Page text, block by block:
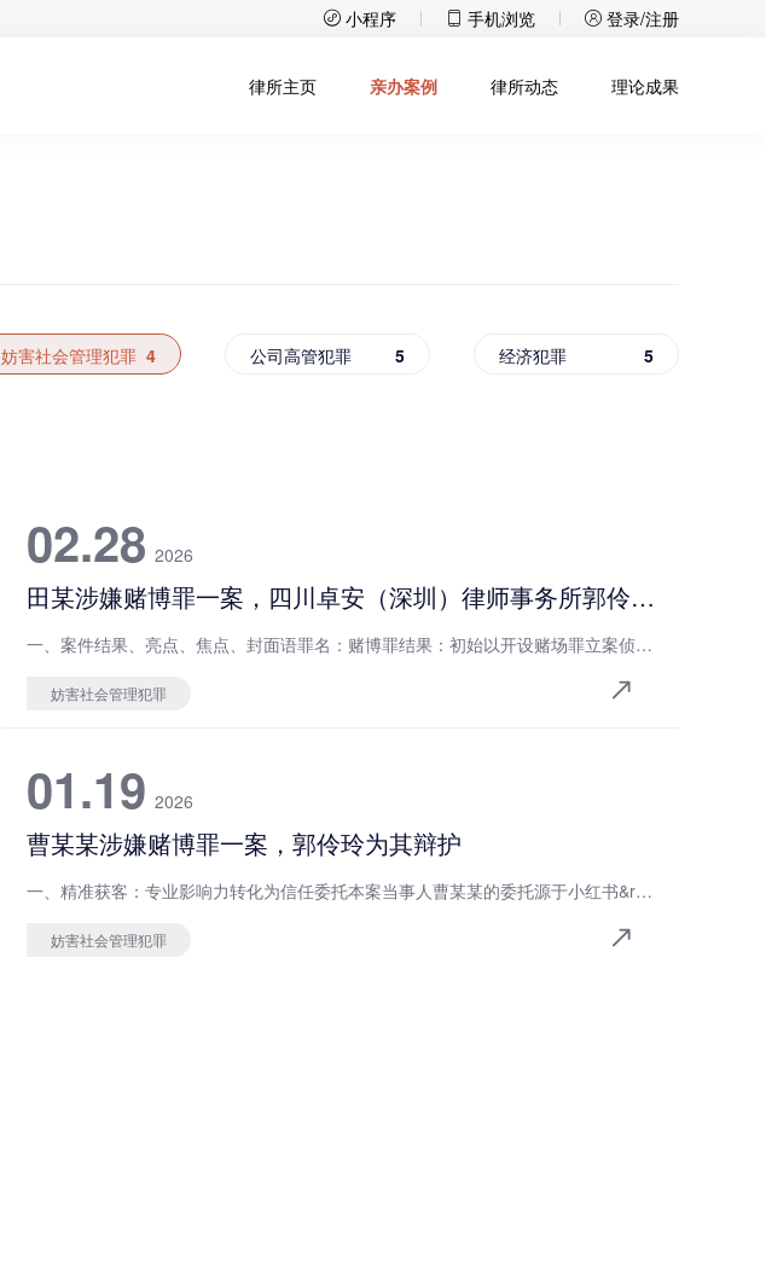
小程序 手机浏览 登录/注册
律所主页 亲办案例 律所动态 理论成果
妨害社会管理犯罪 4 公司高管犯罪 5 经济犯罪 5
02.28 2026
田某涉嫌赌博罪一案，四川卓安（深圳）律师事务所郭伶玲律师为其辩护，获重罪改轻罪 + 实报实销最优判决结果
一、案件结果、亮点、焦点、封面语罪名：赌博罪结果：初始以开设赌场罪立案侦查并批准逮捕，成功推动罪名变更为赌博罪，最终法院判处拘役五个月，刑期与羁押期限完全匹配，实现实报实销亮点：逮捕后黄金窗口期介入，实现重罪改轻罪核心逆转；精准管控赌资认定，彻底杜绝流水扩大化风险；情理法三维辩护，拿下同类案件最低量
妨害社会管理犯罪
01.19 2026
曹某某涉嫌赌博罪一案，郭伶玲为其辩护
一、精准获客：专业影响力转化为信任委托​本案当事人曹某某的委托源于小红书&rarr;抖音的跨平台精准引流：其朋友通过小红书刷到我的普法视频后，辗转抖音找到涉赌案件辩护的成功案例截图，从中提取联系方式添加微信。首次线下见面即达成单次会见委托，会后基于对案情的专业分析与心理疏导，当事人当场升级委托至侦查
妨害社会管理犯罪